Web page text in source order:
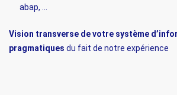
abap, ...
Vision transverse de votre système
pragmatiques du fait de notre expérience